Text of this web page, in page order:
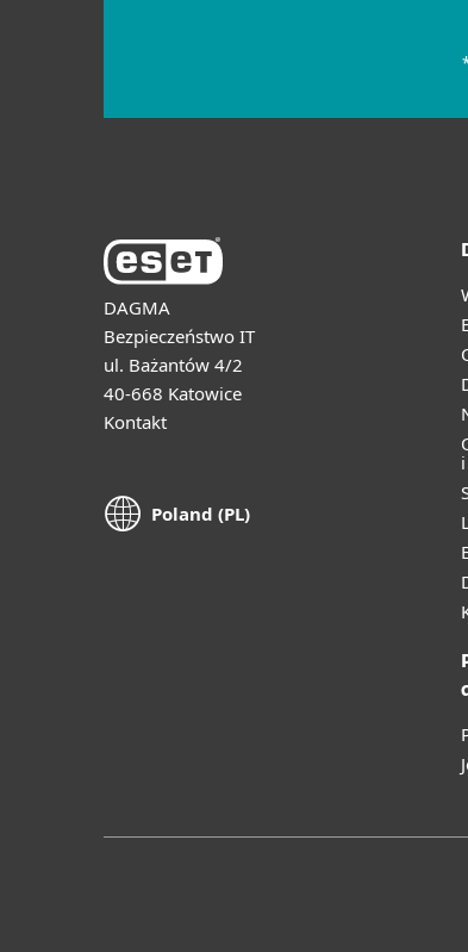
DAGMA
Bezpieczeństwo IT
ul. Bażantów 4/2
40-668 Katowice
Kontakt
Poland (PL)